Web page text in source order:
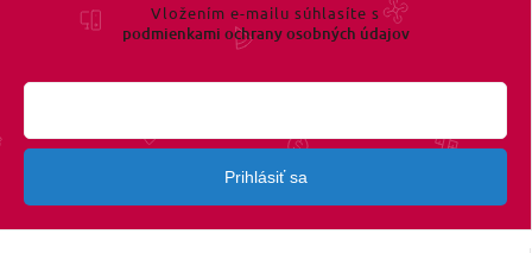
Vložením e-mailu súhlasíte s
podmienkami ochrany osobných údajov
Prihlásiť sa